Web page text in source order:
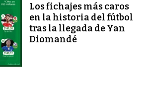
Los fichajes más caros
en la historia del fútbol
tras la llegada de Yan
Diomandé